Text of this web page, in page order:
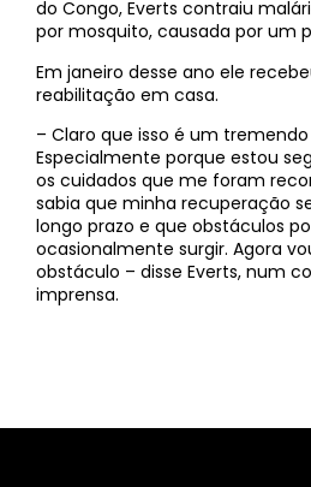
do Congo, Everts contraiu
por mosquito, causada por um
Em janeiro desse ano ele
reabilitação em casa.
– Claro que isso é um
Especialmente porque estou
os cuidados que me foram
sabia que minha recuperação
longo prazo e que obstáculos
ocasionalmente surgir. Agora
obstáculo – disse Everts, num
imprensa.